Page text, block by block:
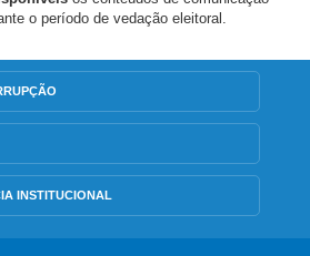
o período de vedação eleitoral.
INSTITUCIONAL